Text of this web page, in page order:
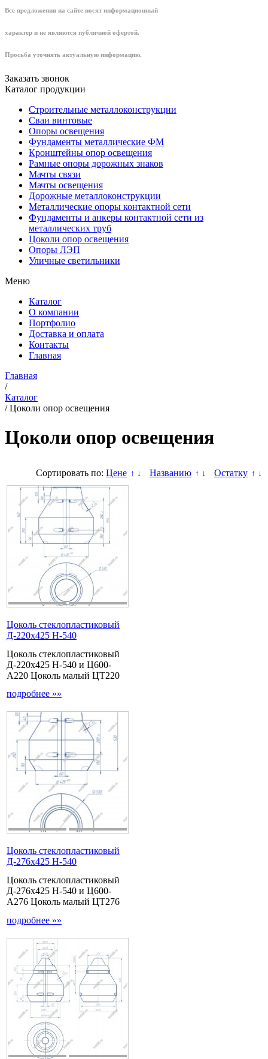
Все предложения на сайте носят информационный
характер и не являются публичной офертой.
Просьба уточнять актуальную информацию.
Заказать звонок
Каталог продукции
Строительные металлоконструкции
Сваи винтовые
Опоры освещения
Фундаменты металлические ФМ
Кронштейны опор освещения
Рамные опоры дорожных знаков
Мачты связи
Мачты освещения
Дорожные металлоконструкции
Металлические опоры контактной сети
Фундаменты и анкеры контактной сети из
металлических труб
Цоколи опор освещения
Опоры ЛЭП
Уличные светильники
Меню
Каталог
О компании
Портфолио
Доставка и оплата
Контакты
Главная
Главная
/
Каталог
/Цоколи опор освещения
Цоколи опор освещения
Сортировать по: Цене ↑ ↓ Названию ↑ ↓ Остатку ↑ ↓
Цоколь стеклопластиковый
Д-220х425 Н-540
Цоколь стеклопластиковый
Д-220х425 Н-540 и Ц600-
А220 Цоколь малый ЦТ220
подробнее »»
Цоколь стеклопластиковый
Д-276х425 Н-540
Цоколь стеклопластиковый
Д-276х425 Н-540 и Ц600-
А276 Цоколь малый ЦТ276
подробнее »»